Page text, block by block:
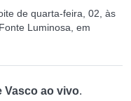
de quarta-feira, 02, às
Luminosa, em
Vasco ao vivo.